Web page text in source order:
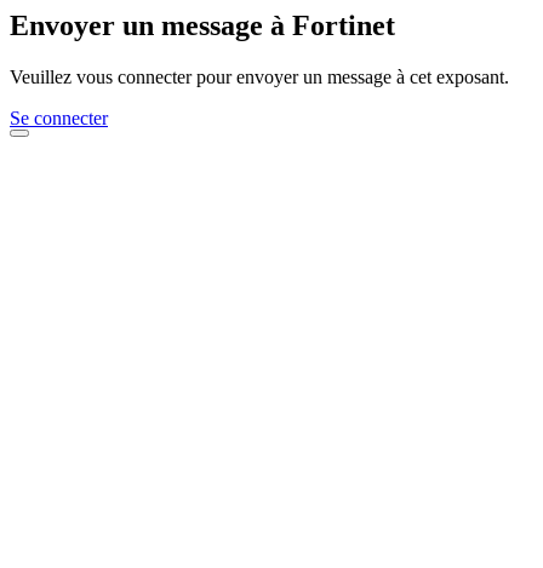
Envoyer un message à Fortinet
Veuillez vous connecter pour envoyer un message à cet exposant.
Se connecter